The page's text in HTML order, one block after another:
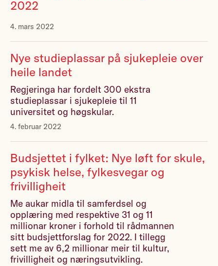
2022
4. mars 2022
Nye studieplassar på sjukepleie over
heile landet
4. februar 2022
Regjeringa har fordelt 300 ekstra
studieplassar i sjukepleie til 11
universitet og høgskular.
Budsjettet i fylket: Nye løft for skule,
psykisk helse, fylkesvegar og
frivilligheit
Me aukar midla til samferdsel og
opplæring med respektive 31 og 11
millionar kroner i forhold til rådmannen
sitt budsjettforslag for 2022. I tillegg
sett me av 6,2 millionar meir til kultur,
frivilligheit og næringsutvikling.